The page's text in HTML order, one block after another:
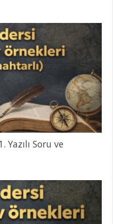
Yazılı Soru ve